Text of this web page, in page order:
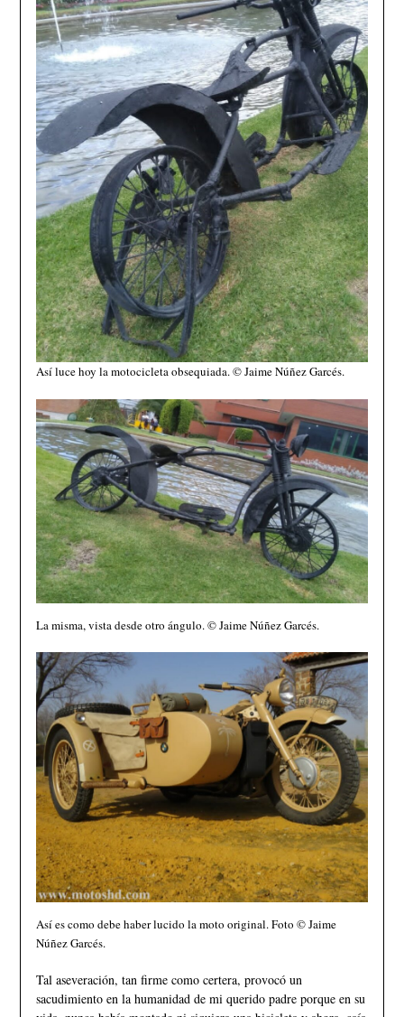
Así luce hoy la motocicleta obsequiada. © Jaime Núñez Garcés.
La misma, vista desde otro ángulo. © Jaime Núñez Garcés.
Así es como debe haber lucido la moto original. Foto © Jaime
Núñez Garcés.
Tal aseveración, tan firme como certera, provocó un
sacudimiento en la humanidad de mi querido padre porque en su